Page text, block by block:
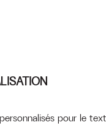
pour le